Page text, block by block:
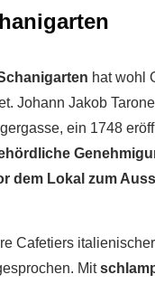
hat wohl
Johann Jakob
ein 1748
dem Lokal zum
Cafetiers
Mit